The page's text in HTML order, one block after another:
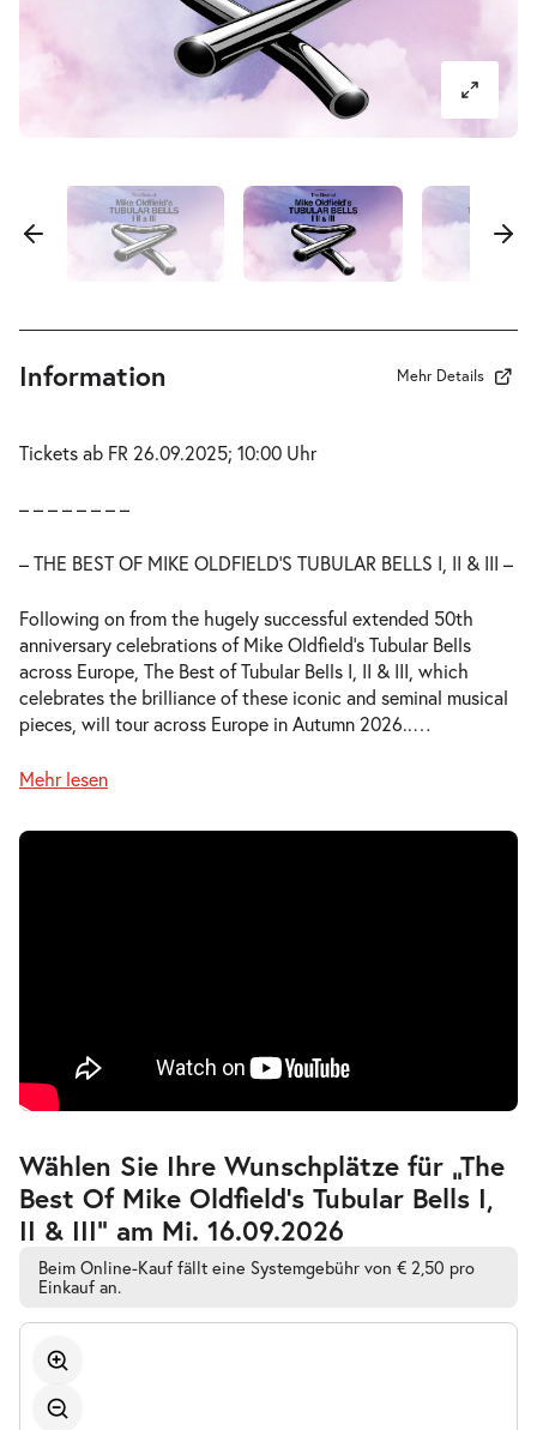
Information Mehr Details
Tickets ab FR 26.09.2025; 10:00 Uhr
– – – – – – – –
– THE BEST OF MIKE OLDFIELD’S TUBULAR BELLS I, II & III –
Following on from the hugely successful extended 50th
anniversary celebrations of Mike Oldfield’s Tubular Bells
across Europe, The Best of Tubular Bells I, II & III, which
celebrates the brilliance of these iconic and seminal musical
pieces, will tour across Europe in Autumn 2026..…
Mehr lesen
Wählen Sie Ihre Wunschplätze für „The
Best Of Mike Oldfield's Tubular Bells I,
II & III” am Mi. 16.09.2026
Beim Online-Kauf fällt eine Systemgebühr von € 2,50 pro
Einkauf an.
Zur
barrierefreien
automatischen
Bestplatzwahl